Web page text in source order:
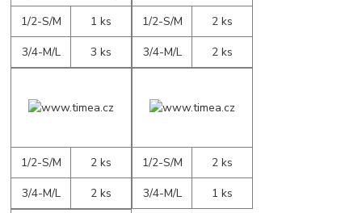
1/2-S/M
1 ks
3/4-M/L
3 ks
1/2-S/M
2 ks
3/4-M/L
2 ks
1/2-S/M
2 ks
3/4-M/L
2 ks
1/2-S/M
2 ks
3/4-M/L
1 ks